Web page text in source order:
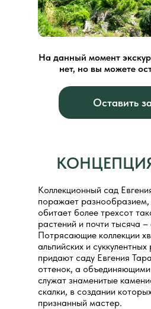
На данный момент
нет, но вы можете
Оставить
Коллекционный сад
поражает разнообразием,
обитает более трехсот
растений и почти тысяча –
Потрясающие коллекции
альпийских и
придают саду Евгения
оттенок, а
служат знаменитые
скалки, в создании
признанный мастер.